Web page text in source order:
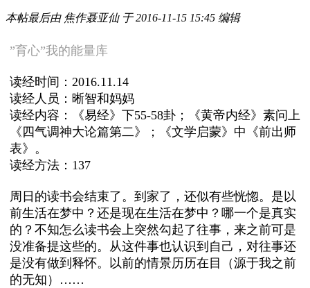
本帖最后由 焦作聂亚仙 于 2016-11-15 15:45 编辑
”育心”我的能量库
读经时间：2016.11.14
读经人员：晰智和妈妈
读经内容：《易经》下55-58卦；《黄帝内经》素问上
《四气调神大论篇第二》；《文学启蒙》中《前出师
表》。
读经方法：137
周日的读书会结束了。到家了，还似有些恍惚。是以
前生活在梦中？还是现在生活在梦中？哪一个是真实
的？不知怎么读书会上突然勾起了往事，来之前可是
没准备提这些的。从这件事也认识到自己，对往事还
是没有做到释怀。以前的情景历历在目（源于我之前
的无知）……